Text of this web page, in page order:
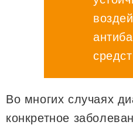
Во многих случаях
конкретное